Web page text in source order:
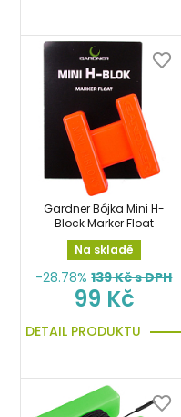
Gardner Bójka Mini H-
Block Marker Float
Na skladě
-28.78% 139Kč s DPH
99 Kč
DETAIL PRODUKTU